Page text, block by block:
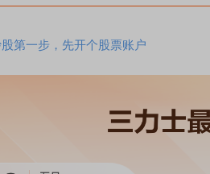
第一步，先开个股票账户